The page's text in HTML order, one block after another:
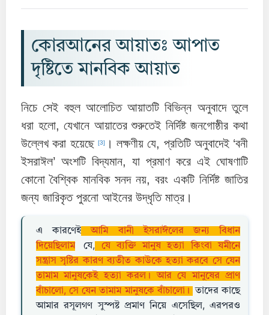
কোরআনের আয়াতঃ আপাত
দৃষ্টিতে মানবিক আয়াত
নিচে সেই বহুল আলোচিত আয়াতটি বিভিন্ন অনুবাদে তুলে
ধরা হলো, যেখানে আয়াতের শুরুতেই নির্দিষ্ট জনগোষ্ঠীর কথা
উল্লেখ করা হয়েছে [3]
। লক্ষণীয় যে, প্রতিটি অনুবাদেই ‘বনী
ইসরাঈল’ অংশটি বিদ্যমান, যা প্রমাণ করে এই ঘোষণাটি
কোনো বৈশ্বিক মানবিক সনদ নয়, বরং একটি নির্দিষ্ট জাতির
জন্য জারিকৃত পুরনো আইনের উদ্ধৃতি মাত্র।
এ কারণেই আমি বানী ইসরাঈলের জন্য বিধান
দিয়েছিলাম
যে, যে ব্যক্তি মানুষ হত্যা কিংবা যমীনে
সন্ত্রাস সৃষ্টির কারণ ব্যতীত কাউকে হত্যা করবে সে যেন
তামাম মানুষকেই হত্যা করল। আর যে মানুষের প্রাণ
বাঁচালো, সে যেন তামাম মানুষকে বাঁচালো।
তাদের কাছে
আমার রসূলগণ সুস্পষ্ট প্রমাণ নিয়ে এসেছিল, এরপরও